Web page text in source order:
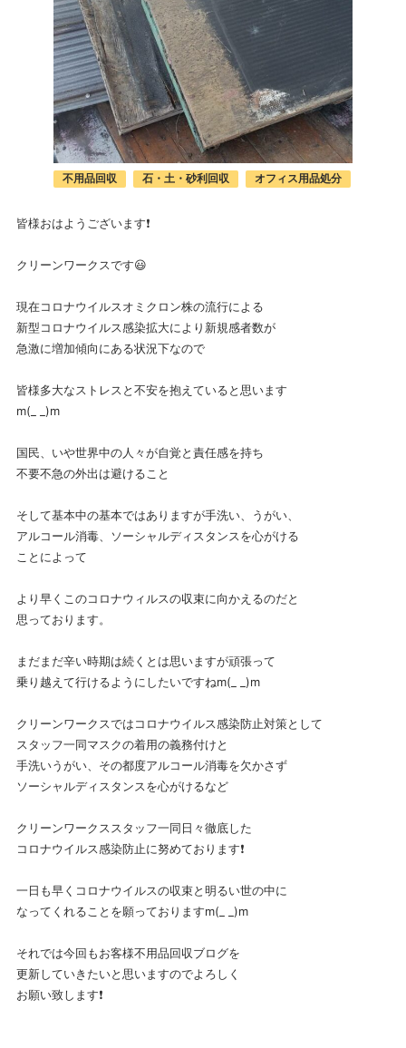
不用品回収 石・土・砂利回収 オフィス用品処分
皆様おはようございます❗
クリーンワークスです😃
現在コロナウイルスオミクロン株の流行による
新型コロナウイルス感染拡大により新規感者数が
急激に増加傾向にある状況下なので
皆様多大なストレスと不安を抱えていると思います
m(_ _)m
国民、いや世界中の人々が自覚と責任感を持ち
不要不急の外出は避けること
そして基本中の基本ではありますが手洗い、うがい、
アルコール消毒、ソーシャルディスタンスを心がける
ことによって
より早くこのコロナウィルスの収束に向かえるのだと
思っております。
まだまだ辛い時期は続くとは思いますが頑張って
乗り越えて行けるようにしたいですねm(_ _)m
クリーンワークスではコロナウイルス感染防止対策として
スタッフ一同マスクの着用の義務付けと
手洗いうがい、その都度アルコール消毒を欠かさず
ソーシャルディスタンスを心がけるなど
クリーンワークススタッフ一同日々徹底した
コロナウイルス感染防止に努めております❗
一日も早くコロナウイルスの収束と明るい世の中に
なってくれることを願っておりますm(_ _)m
それでは今回もお客様不用品回収ブログを
更新していきたいと思いますのでよろしく
お願い致します❗